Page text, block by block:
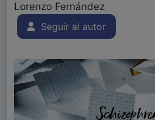
Lorenzo Fernández
Seguir al autor